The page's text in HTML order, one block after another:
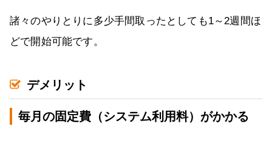
諸々のやりとりに多少手間取ったとしても1～2週間ほ
どで開始可能です。
デメリット
毎月の固定費（システム利用料）がかかる